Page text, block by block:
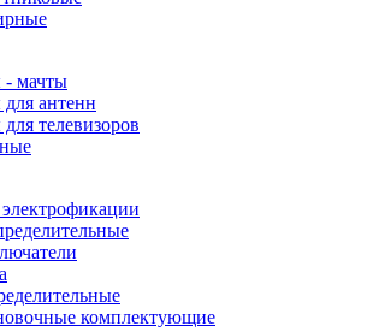
мачты
антенн
телевизоров
комплектующие